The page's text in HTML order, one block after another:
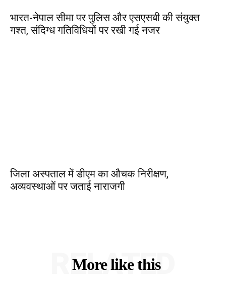
भारत-नेपाल सीमा पर पुलिस और एसएसबी की संयुक्त
गश्त, संदिग्ध गतिविधियों पर रखी गई नजर
जिला अस्पताल में डीएम का औचक निरीक्षण,
अव्यवस्थाओं पर जताई नाराजगी
More like this
RELATED